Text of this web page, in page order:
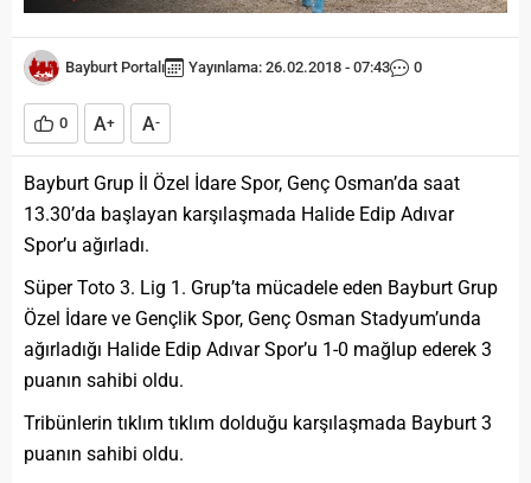
Bayburt Portalı Yayınlama: 26.02.2018 - 07:43 0
0 A+ A-
Bayburt Grup İl Özel İdare Spor, Genç Osman’da saat
13.30’da başlayan karşılaşmada Halide Edip Adıvar
Spor’u ağırladı.
Süper Toto 3. Lig 1. Grup’ta mücadele eden Bayburt Grup
Özel İdare ve Gençlik Spor, Genç Osman Stadyum’unda
ağırladığı Halide Edip Adıvar Spor’u 1-0 mağlup ederek 3
puanın sahibi oldu.
Tribünlerin tıklım tıklım dolduğu karşılaşmada Bayburt 3
puanın sahibi oldu.